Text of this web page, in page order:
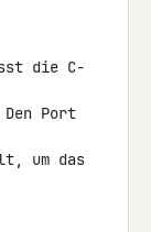
die C-
Port
um das